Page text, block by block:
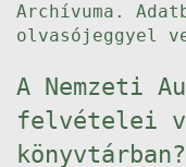
Archívuma.
olvasójeggyel
A Nemzeti
felvételei
könyvtárban?